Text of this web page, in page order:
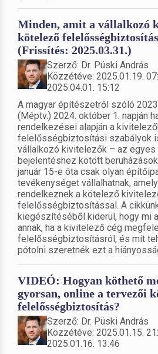
Minden, amit a vállalkozó
kötelező
(Frissítés: 2025.03.31.)
Szerző: Dr. Püski András
Közzétéve: 2025.01.19.
2025.04.01. 15:12
A magyar építészetről szóló
(Méptv.) 2024. október 1. napján
rendelkezései alapján a
felelősségbiztosítási szabályok
vállalkozó kivitelezők – az egyes
bejelentéshez kötött
január 15-e óta csak olyan
tevékenységet vállalhatnak,
rendelkeznek a kötelező
felelősségbiztosítással. A
kiegészítéséből kiderül, hogy mi
annak, ha a kivitelező cég
felelősségbiztosításról, és mit
pótolni szeretnék ezt a
VIDEÓ: Hogyan köthető
gyorsan, online a tervezői
felelősségbiztosítás?
Szerző: Dr. Püski András
Közzétéve: 2025.01.15.
2025.01.16. 13:46